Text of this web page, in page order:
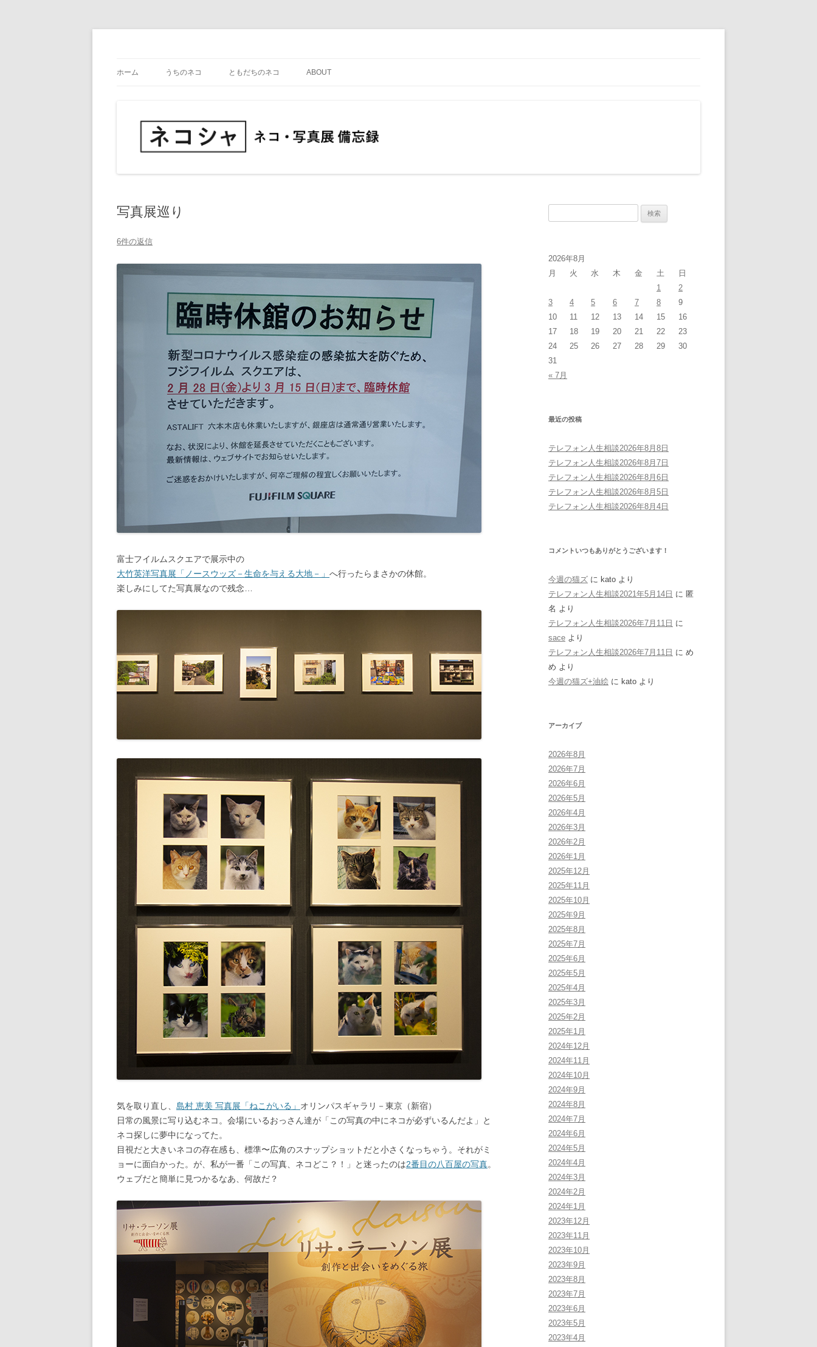
へ
ホーム うちのネコ ともだちのネコ ABOUT
写真展巡り
6件の返信
富士フイルムスクエアで展示中の
大竹英洋写真展「ノースウッズ－生命を与える大地－」 へ行ったらまさかの休館。
楽しみにしてた写真展なので残念…
気を取り直し、 島村 恵美 写真展「ねこがいる」 オリンパスギャラリ－東京（新宿）
日常の風景に写り込むネコ。会場にいるおっさん達が「この写真の中にネコが必ずいるんだよ」と
ネコ探しに夢中になってた。
目視だと大きいネコの存在感も、標準〜広角のスナップショットだと小さくなっちゃう。それがミ
ョーに面白かった。が、私が一番「この写真、ネコどこ？！」と迷ったのは2番目の八百屋の写真。
ウェブだと簡単に見つかるなあ、何故だ？
2026年8月
月
火 水 木 金 土
日
1
2
3
4 5 6 7 8
9
10
11 12 13 14 15
16
17
18 19 20 21 22
23
24
25 26 27 28 29
30
31
« 7月
最近の投稿
テレフォン人生相談2026年8月8日
テレフォン人生相談2026年8月7日
テレフォン人生相談2026年8月6日
テレフォン人生相談2026年8月5日
テレフォン人生相談2026年8月4日
コメントいつもありがとうございます！
今週の猫ズ に kato より
テレフォン人生相談2021年5月14日 に 匿
名 より
テレフォン人生相談2026年7月11日 に
sace より
テレフォン人生相談2026年7月11日 に め
め より
今週の猫ズ+油絵 に kato より
アーカイブ
2026年8月
2026年7月
2026年6月
2026年5月
2026年4月
2026年3月
2026年2月
2026年1月
2025年12月
2025年11月
2025年10月
2025年9月
2025年8月
2025年7月
2025年6月
2025年5月
2025年4月
2025年3月
2025年2月
2025年1月
2024年12月
2024年11月
2024年10月
2024年9月
2024年8月
2024年7月
2024年6月
2024年5月
2024年4月
2024年3月
2024年2月
2024年1月
2023年12月
2023年11月
2023年10月
2023年9月
2023年8月
2023年7月
2023年6月
2023年5月
2023年4月